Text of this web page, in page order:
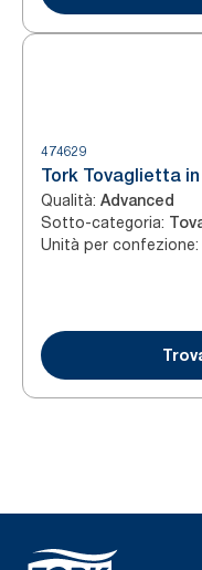
474629
Tork Tovaglietta
Qualità: Advanced
Sotto-categoria:
Unità per confezione: